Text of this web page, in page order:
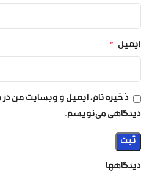
دیدگاهها
ایمیل *
ذخیره نام، ایمیل و وبسایت من در
دیدگاهی می‌نویسم.